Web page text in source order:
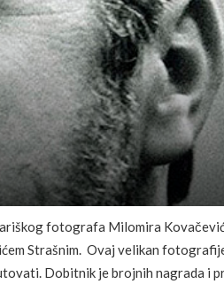
fotografa Milomira
Strašnim. Ovaj velikan
Dobitnik je brojnih nagrada i